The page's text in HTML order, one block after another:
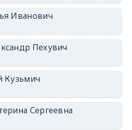
Иванович
Пехувич
Кузьмич
Сергеевна